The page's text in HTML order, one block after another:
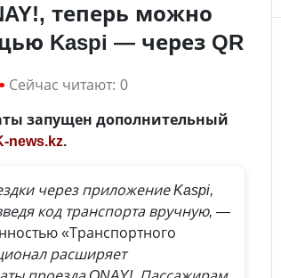
теперь можно
Kaspi — через QR
Сейчас читают: 0
запущен дополнительный
news.kz.
через приложение Kaspi,
код транспорта вручную, —
«Транспортного
расширяет